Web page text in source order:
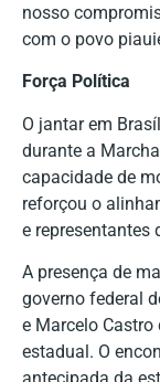
nosso
com o povo
Força Política
O jantar em
durante a
capacidade de
reforçou o
e representantes
A presença de
governo federal
e Marcelo
estadual. O